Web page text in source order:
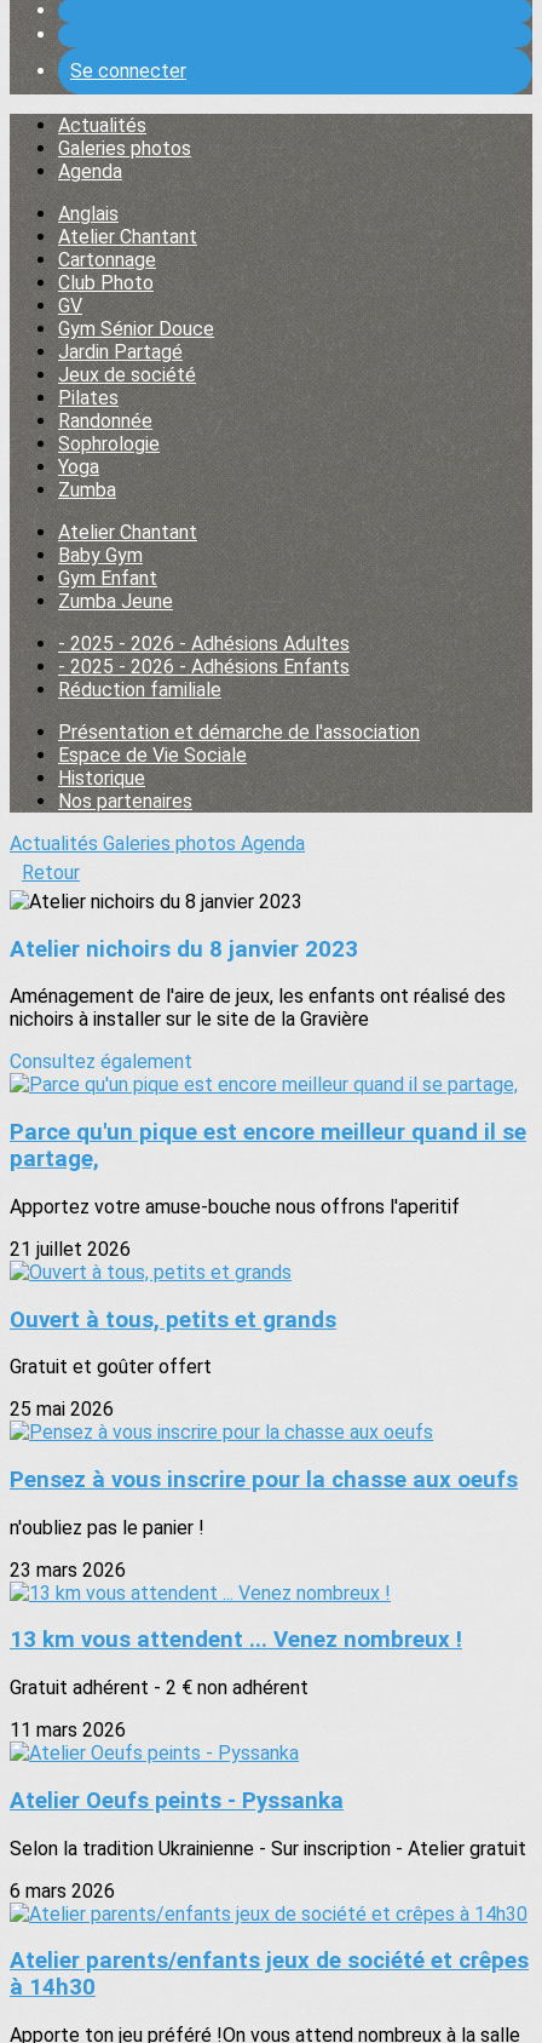
Se connecter
Actualités
Galeries photos
Agenda
Anglais
Atelier Chantant
Cartonnage
Club Photo
GV
Gym Sénior Douce
Jardin Partagé
Jeux de société
Pilates
Randonnée
Sophrologie
Yoga
Zumba
Atelier Chantant
Baby Gym
Gym Enfant
Zumba Jeune
- 2025 - 2026 - Adhésions Adultes
- 2025 - 2026 - Adhésions Enfants
Réduction familiale
Présentation et démarche de l'association
Espace de Vie Sociale
Historique
Nos partenaires
Actualités Galeries photos Agenda
Retour
Atelier nichoirs du 8 janvier 2023
Aménagement de l'aire de jeux, les enfants ont réalisé des
nichoirs à installer sur le site de la Gravière
Consultez également
Parce qu'un pique est encore meilleur quand il se
partage,
Apportez votre amuse-bouche nous offrons l'aperitif
21 juillet 2026
Ouvert à tous, petits et grands
Gratuit et goûter offert
25 mai 2026
Pensez à vous inscrire pour la chasse aux oeufs
n'oubliez pas le panier !
23 mars 2026
13 km vous attendent ... Venez nombreux !
Gratuit adhérent - 2 € non adhérent
11 mars 2026
Atelier Oeufs peints - Pyssanka
Selon la tradition Ukrainienne - Sur inscription - Atelier gratuit
6 mars 2026
Atelier parents/enfants jeux de société et crêpes
à 14h30
Apporte ton jeu préféré !On vous attend nombreux à la salle